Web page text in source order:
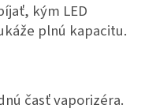
kým LED
plnú kapacitu.
časť vaporizéra.